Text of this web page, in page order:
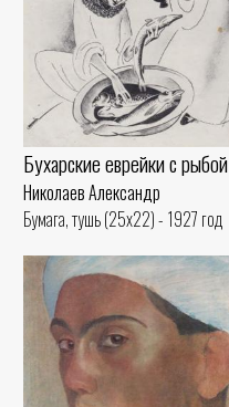
Бухарские еврейки с рыбой
Николаев Александр
Бумага, тушь (25x22) - 1927 год